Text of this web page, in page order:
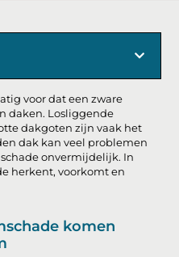
voor dat een zware
daken. Losliggende
dakgoten zijn vaak het
dak kan veel problemen
onvermijdelijk. In
herkent, voorkomt en
komen